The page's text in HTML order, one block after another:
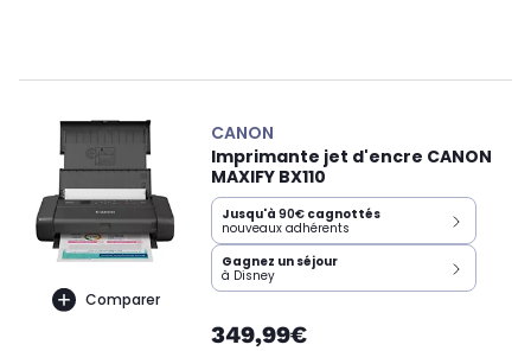
Comparer
CANON
Imprimante jet d'encre CANON
MAXIFY BX110
Jusqu'à 90€ cagnottés
nouveaux adhérents
Gagnez un séjour
à Disney
349,99€